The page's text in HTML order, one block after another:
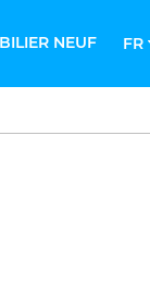
NEUF FR